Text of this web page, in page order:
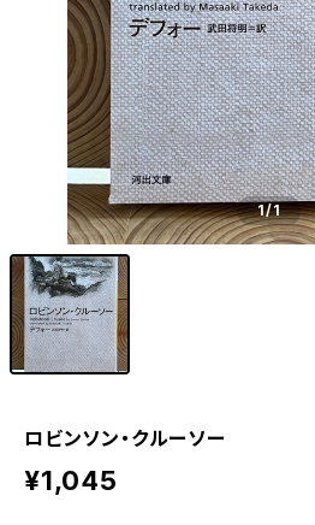
1/1
ロビンソン・クルーソー
¥1,045